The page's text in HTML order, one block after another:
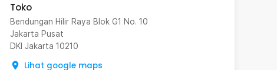
Toko
Bendungan Hilir Raya Blok G1 No. 10
Jakarta Pusat
DKI Jakarta 10210
Lihat google maps